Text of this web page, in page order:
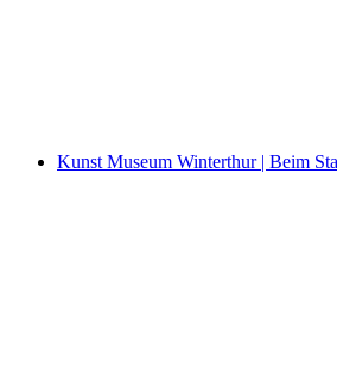
Kunst Museum Winterthur | Beim